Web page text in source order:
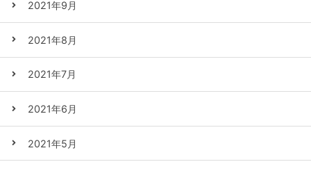
2021年9月
2021年8月
2021年7月
2021年6月
2021年5月